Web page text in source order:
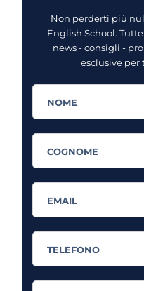
Non perderti più
English School.
news - consigli -
esclusive per